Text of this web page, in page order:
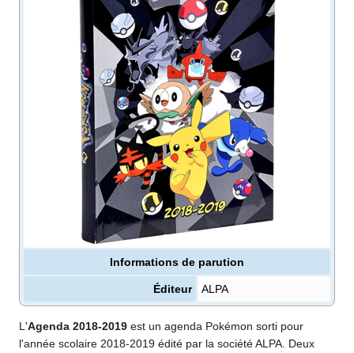
Informations de parution
Éditeur ALPA
L'Agenda 2018-2019 est un agenda Pokémon sorti pour
l'année scolaire 2018-2019 édité par la société ALPA. Deux